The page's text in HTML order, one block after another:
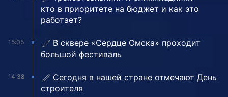
кто в приоритете на бюджет и как это
работает?
15:05
В сквере «Сердце Омска» проходит
большой фестиваль
14:38
Сегодня в нашей стране отмечают День
строителя